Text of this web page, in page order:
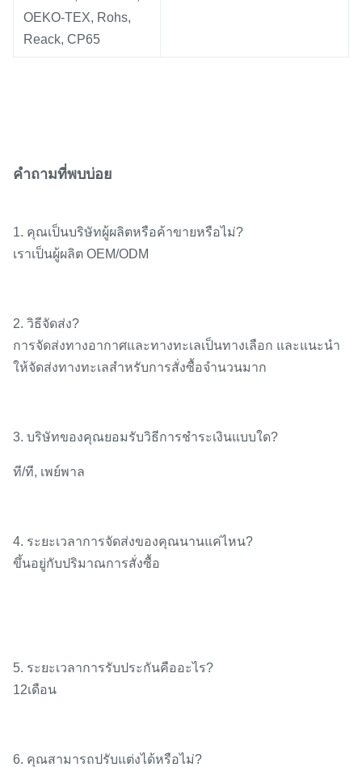
OEKO-TEX, Rohs,
Reack, CP65
คำถามที่พบบ่อย
1. คุณเป็นบริษัทผู้ผลิตหรือค้าขายหรือไม่?
เราเป็นผู้ผลิต OEM/ODM
2. วิธีจัดส่ง?
การจัดส่งทางอากาศและทางทะเลเป็นทางเลือก และแนะนำ
ให้จัดส่งทางทะเลสำหรับการสั่งซื้อจำนวนมาก
3. บริษัทของคุณยอมรับวิธีการชำระเงินแบบใด?
ที/ที, เพย์พาล
4. ระยะเวลาการจัดส่งของคุณนานแค่ไหน?
ขึ้นอยู่กับปริมาณการสั่งซื้อ
5. ระยะเวลาการรับประกันคืออะไร?
12เดือน
6. คุณสามารถปรับแต่งได้หรือไม่?